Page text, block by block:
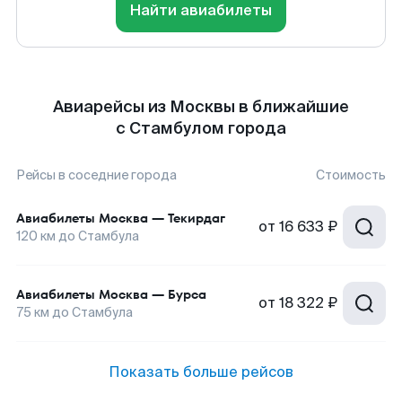
Найти авиабилеты
Авиарейсы из Москвы в ближайшие
с Стамбулом города
Рейсы в соседние города Стоимость
Авиабилеты Москва — Текирдаг
120 км до Стамбула от 16 633 ₽
Авиабилеты Москва — Бурса
75 км до Стамбула от 18 322 ₽
Показать больше рейсов